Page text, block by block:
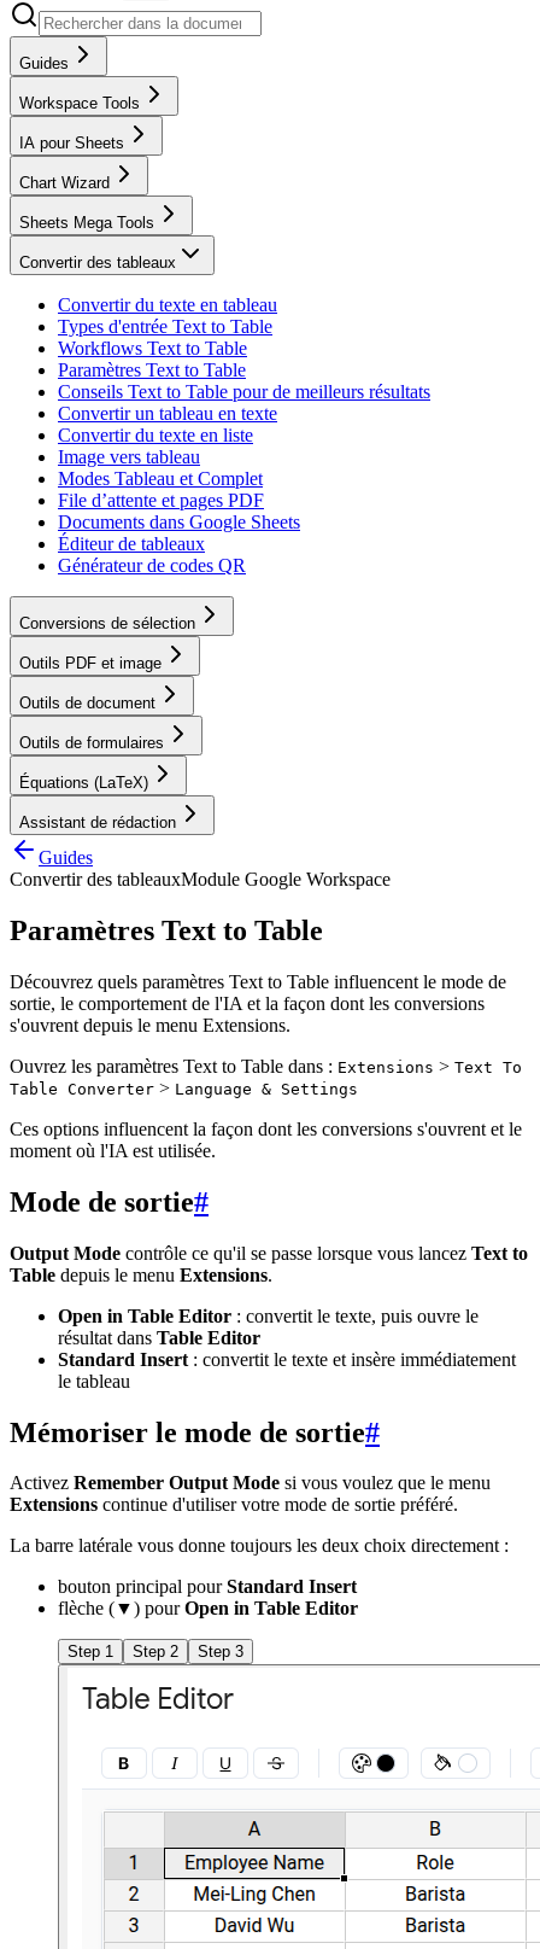
Guides
Workspace Tools
IA pour Sheets
Chart Wizard
Sheets Mega Tools
Convertir des tableaux
Convertir du texte en tableau
Types d'entrée Text to Table
Workflows Text to Table
Paramètres Text to Table
Conseils Text to Table pour de meilleurs résultats
Convertir un tableau en texte
Convertir du texte en liste
Image vers tableau
Modes Tableau et Complet
File d’attente et pages PDF
Documents dans Google Sheets
Éditeur de tableaux
Générateur de codes QR
Conversions de sélection
Outils PDF et image
Outils de document
Outils de formulaires
Équations (LaTeX)
Assistant de rédaction
Guides
Convertir des tableauxModule Google Workspace
Paramètres Text to Table
Découvrez quels paramètres Text to Table influencent le mode de
sortie, le comportement de l'IA et la façon dont les conversions
s'ouvrent depuis le menu Extensions.
Ouvrez les paramètres Text to Table dans : Extensions > Text To
Table Converter > Language & Settings
Ces options influencent la façon dont les conversions s'ouvrent et le
moment où l'IA est utilisée.
Mode de sortie#
Output Mode contrôle ce qu'il se passe lorsque vous lancez Text to
Table depuis le menu Extensions.
Open in Table Editor : convertit le texte, puis ouvre le
résultat dans Table Editor
Standard Insert : convertit le texte et insère immédiatement
le tableau
Mémoriser le mode de sortie#
Activez Remember Output Mode si vous voulez que le menu
Extensions continue d'utiliser votre mode de sortie préféré.
La barre latérale vous donne toujours les deux choix directement :
bouton principal pourStandard Insert
flèche (▼) pourOpen in Table Editor
Step 1 Step 2 Step 3